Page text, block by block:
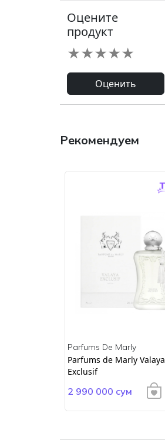
Оцените
продукт
★
★
★
★
★
Оценить
Рекомендуем
Parfums De Marly
Parfums de Marly Valaya
Exclusif
2 990 000 сум